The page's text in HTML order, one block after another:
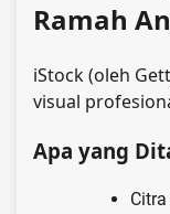
Ramah
iStock (oleh
visual
Apa yang